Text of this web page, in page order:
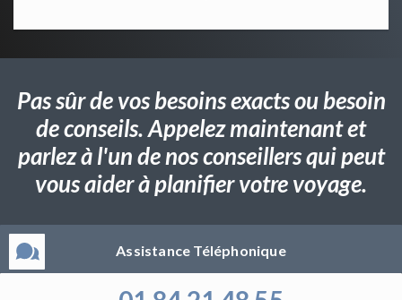
Pas sûr de vos besoins exacts ou besoin
de conseils. Appelez maintenant et
parlez à l'un de nos conseillers qui peut
vous aider à planifier votre voyage.
Assistance Téléphonique